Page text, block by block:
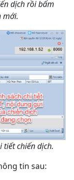
dịch rồi bấm
mới.
tiết chiến dịch.
tin sau: